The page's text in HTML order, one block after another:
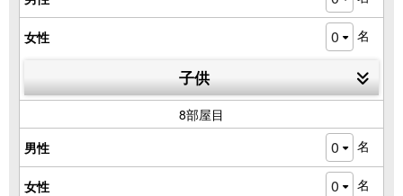
女性 名
子供
8部屋目
男性
名
女性 名